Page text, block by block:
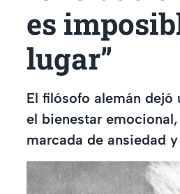
es
lugar”
El filósofo alemán
el bienestar
marcada de ansiedad